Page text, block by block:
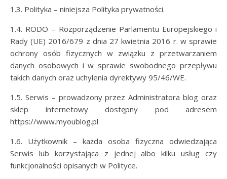
1.3. Polityka – niniejsza Polityka prywatności.
1.4. RODO – Rozporządzenie Parlamentu Europejskiego i
Rady (UE) 2016/679 z dnia 27 kwietnia 2016 r. w sprawie
ochrony osób fizycznych w związku z przetwarzaniem
danych osobowych i w sprawie swobodnego przepływu
takich danych oraz uchylenia dyrektywy 95/46/WE.
1.5. Serwis – prowadzony przez Administratora blog oraz
sklep internetowy dostępny pod adresem
https://www.myoublog.pl
1.6. Użytkownik – każda osoba fizyczna odwiedzająca
Serwis lub korzystająca z jednej albo kilku usług czy
funkcjonalności opisanych w Polityce.